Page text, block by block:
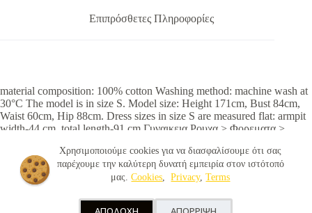
Χρησιμοποιούμε cookies για να διασφαλίσουμε ότι σας
παρέχουμε την καλύτερη δυνατή εμπειρία στον ιστότοπό
μας.Cookies,Privacy,Terms
Επιπρόσθετες Πληροφορίες
material composition: 100% cotton Washing method: machine wash at
30°C The model is in size S. Model size: Height 171cm, Bust 84cm,
Waist 60cm, Hip 88cm. Dress sizes in size S are measured flat: armpit
width-44 cm, total length-91 cm Γυναικεια Ρουχα > Φορεματα >